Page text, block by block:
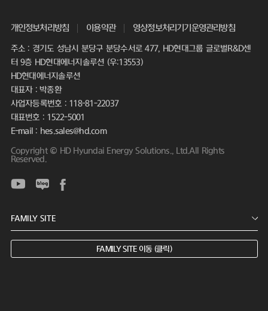
개인정보처리방침 이용약관 영상정보처리기기운영관리방침
주소 : 경기도 성남시 분당구 분당수서로 477, HD현대그룹 글로벌R&D센
터 9층 HD현대에너지솔루션 (우:13553)
HD현대에너지솔루션
대표자 : 박종환
사업자등록번호 : 118-81-22037
대표번호 : 1522-5001
E-mail : hes.sales@hd.com
Copyright © HD Hyundai Energy Solutions., Ltd.All Rights
Reserved.
FAMILY SITE 이동 (클릭)